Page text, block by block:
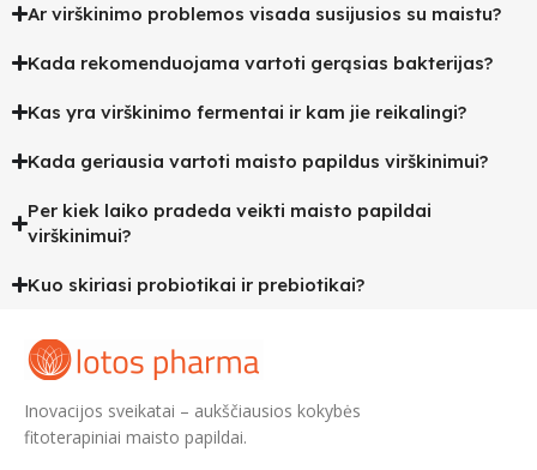
Ar virškinimo problemos visada susijusios su maistu?
Kada rekomenduojama vartoti gerąsias bakterijas?
Kas yra virškinimo fermentai ir kam jie reikalingi?
Kada geriausia vartoti maisto papildus virškinimui?
Per kiek laiko pradeda veikti maisto papildai
virškinimui?
Kuo skiriasi probiotikai ir prebiotikai?
Inovacijos sveikatai – aukščiausios kokybės
fitoterapiniai maisto papildai.